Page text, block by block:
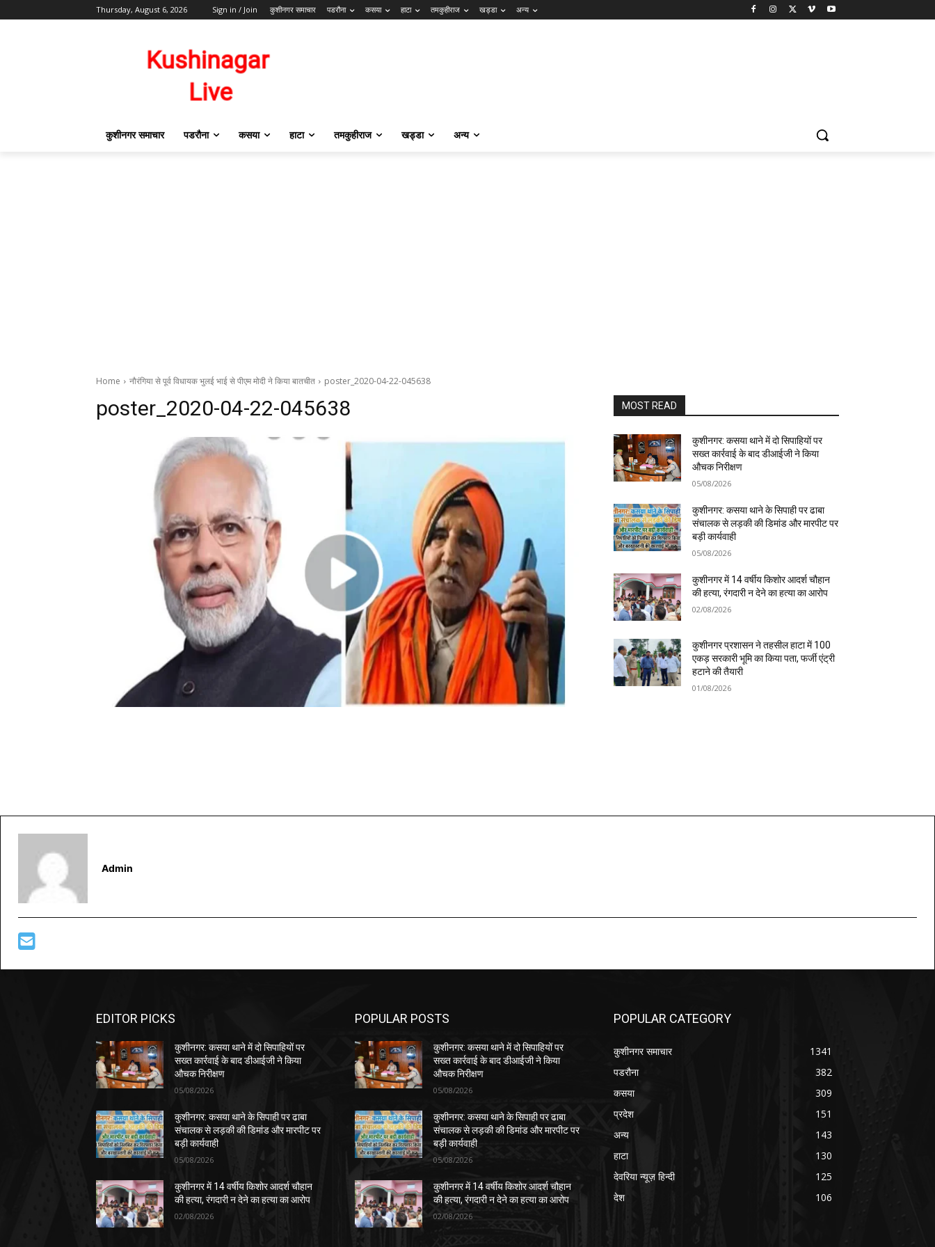
Thursday, August 6, 2026 Sign in / Join कुशीनगर समाचार पडरौना कसया हाटा तमकुहीराज खड्डा अन्य
कुशीनगर समाचार पडरौना कसया हाटा तमकुहीराज खड्डा अन्य
Home नौरंगिया से पूर्व विधायक भुलई भाई से पीएम मोदी ने किया बातचीत poster_2020-04-22-045638
poster_2020-04-22-045638 MOST READ
कुशीनगर: कसया थाने में दो सिपाहियों पर
सख्त कार्रवाई के बाद डीआईजी ने किया
औचक निरीक्षण
05/08/2026
कुशीनगर: कसया थाने के सिपाही पर ढाबा
संचालक से लड़की की डिमांड और मारपीट पर
बड़ी कार्यवाही
05/08/2026
कुशीनगर में 14 वर्षीय किशोर आदर्श चौहान
की हत्या, रंगदारी न देने का हत्या का आरोप
02/08/2026
कुशीनगर प्रशासन ने तहसील हाटा में 100
एकड़ सरकारी भूमि का किया पता, फर्जी एंट्री
हटाने की तैयारी
01/08/2026
Admin
EDITOR PICKS
कुशीनगर: कसया थाने में दो सिपाहियों पर
सख्त कार्रवाई के बाद डीआईजी ने किया
औचक निरीक्षण
05/08/2026
कुशीनगर: कसया थाने के सिपाही पर ढाबा
संचालक से लड़की की डिमांड और मारपीट पर
बड़ी कार्यवाही
05/08/2026
कुशीनगर में 14 वर्षीय किशोर आदर्श चौहान
की हत्या, रंगदारी न देने का हत्या का आरोप
02/08/2026
POPULAR POSTS
कुशीनगर: कसया थाने में दो सिपाहियों पर
सख्त कार्रवाई के बाद डीआईजी ने किया
औचक निरीक्षण
05/08/2026
कुशीनगर: कसया थाने के सिपाही पर ढाबा
संचालक से लड़की की डिमांड और मारपीट पर
बड़ी कार्यवाही
05/08/2026
कुशीनगर में 14 वर्षीय किशोर आदर्श चौहान
की हत्या, रंगदारी न देने का हत्या का आरोप
02/08/2026
POPULAR CATEGORY
कुशीनगर समाचार
1341
पडरौना
382
कसया
309
प्रदेश
151
अन्य
143
हाटा
130
देवरिया न्यूज़ हिन्दी
125
देश
106